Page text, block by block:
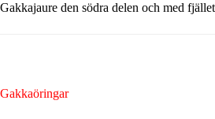
Gakkajaure den södra delen och med
Gakkaöringar